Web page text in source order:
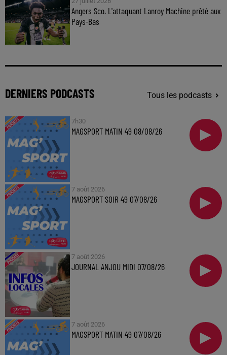
Angers Sco. L'attaquant Lanroy Machine prêté aux
Pays-Bas
DERNIERS PODCASTS Tous les podcasts
7h30
MAGSPORT MATIN 49 08/08/26
7 août 2026
MAGSPORT SOIR 49 07/08/26
7 août 2026
JOURNAL ANJOU MIDI 07/08/26
7 août 2026
MAGSPORT MATIN 49 07/08/26